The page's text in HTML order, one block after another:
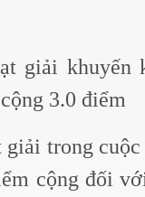
giải khuyến
3.0 điểm
trong
cộng đối